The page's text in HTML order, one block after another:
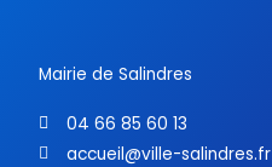
Mairie de Salindres
04 66 85 60 13
accueil@ville-salindres.fr